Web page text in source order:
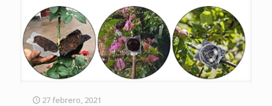
27 febrero, 2021